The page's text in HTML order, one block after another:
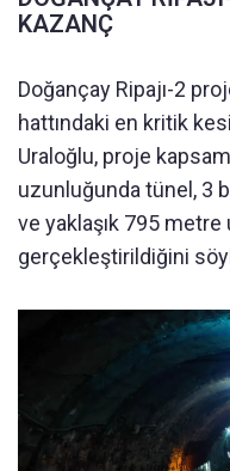
KAZANÇ
Doğançay Ripajı-2
hattındaki en kritik
Uraloğlu, proje
uzunluğunda tünel, 3
ve yaklaşık 795
gerçekleştirildiğini